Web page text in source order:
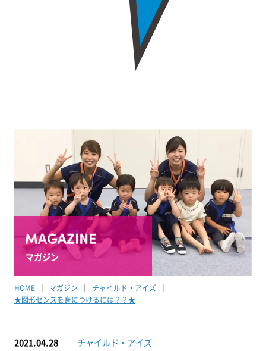
マガジン
HOME マガジン
チャイルド・アイズ
★図形センスを身につけるには？？★
2021.04.28 チャイルド・アイズ